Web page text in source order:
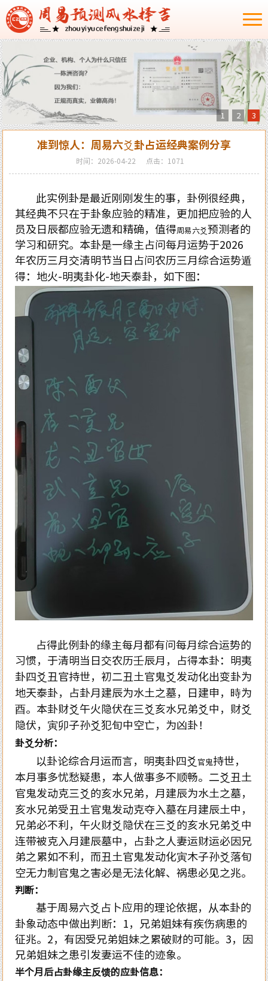
1 2 3
准到惊人：周易六爻卦占运经典案例分享
时间：2026-04-22 点击：1071
此实例卦是最近刚刚发生的事，卦例很经典，
其经典不只在于卦象应验的精准，更加把应验的人
员及日辰都应验无遗和精确，值得周易六爻预测者的
学习和研究。本卦是一缘主占问每月运势于2026
年农历三月交清明节当日占问农历三月综合运势遁
得：地火-明夷卦化-地天泰卦，如下图：
占得此例卦的缘主每月都有问每月综合运势的
习惯，于清明当日交农历壬辰月，占得本卦：明夷
卦四爻丑官持世，初二丑土官鬼爻发动化出变卦为
地天泰卦，占卦月建辰为水土之墓，日建申，時为
酉。本卦财爻午火隐伏在三爻亥水兄弟爻中，财爻
隐伏，寅卯子孙爻犯旬中空亡，为凶卦！
卦爻分析：
以卦论综合月运而言，明夷卦四爻 官鬼持世，
本月事多忧愁疑患，本人做事多不顺畅。二爻丑土
官鬼发动克三爻的亥水兄弟，月建辰为水土之墓，
亥水兄弟受丑土官鬼发动克夺入墓在月建辰土中，
兄弟必不利，午火财爻隐伏在三爻的亥水兄弟爻中
连带被克入月建辰墓中，占卦之人妻运财运必因兄
弟之累如不利，而丑土官鬼发动化寅木子孙爻落旬
空无力制官鬼之害必是无法化解、祸患必见之兆。
判断：
基于周易六爻占卜应用的理论依据，从本卦的
卦象动态中做出判断： 1，兄弟姐妹有疾伤病患的
征兆。 2，有因受兄弟姐妹之累破财的可能。 3，因
兄弟姐妹之患引发妻运不佳的迹象。
半个月后占卦缘主反馈的应卦信息：